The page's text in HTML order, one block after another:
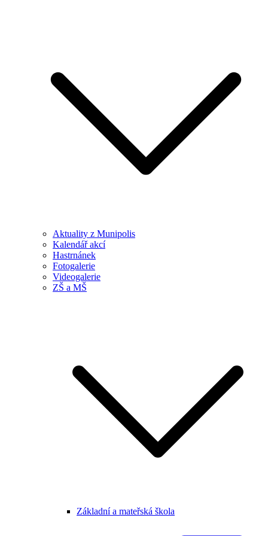
Aktuality z Munipolis
Kalendář akcí
Hastrnánek
Fotogalerie
Videogalerie
ZŠ a MŠ
Základní a mateřská škola